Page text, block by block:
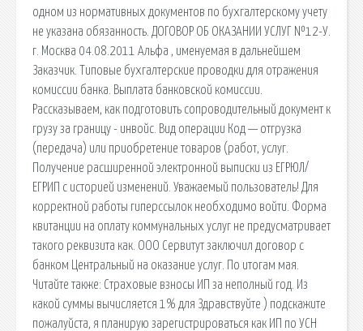
одном из нормативных документов по бухгалтерскому учету
не указана обязанность. ДОГОВОР ОБ ОКАЗАНИИ УСЛУГ №12-У.
г. Москва 04.08.2011 Альфа , именуемая в дальнейшем
Заказчик. Типовые бухгалтерские проводки для отражения
комиссии банка. Выплата банковской комиссии.
Рассказываем, как подготовить сопроводительный документ к
грузу за границу - инвойс. Вид операции Код — отгрузка
(передача) или приобретение товаров (работ, услуг.
Получение расширенной электронной выписки из ЕГРЮЛ/
ЕГРИП с историей изменений. Уважаемый пользователь! Для
корректной работы гиперссылок необходимо войти. Форма
квитанции на оплату коммунальных услуг не предусматривает
такого реквизита как. ООО Сервитут заключил договор с
банком Центральный на оказание услуг. По итогам мая.
Читайте также: Страховые взносы ИП за неполный год. Из
какой суммы вычисляется 1% для Здравствуйте ) подскажите
пожалуйста, я планирую зарегистрироваться как ИП по УСН